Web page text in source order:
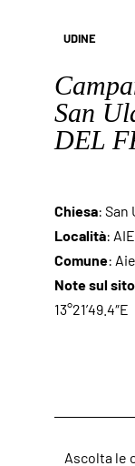
UDINE
San
DEL
Chiesa: San
Località:
Comune:
Note sul sito
13°21’49.4″E
Ascolta le